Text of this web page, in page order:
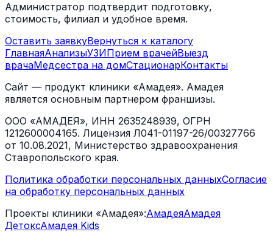
Администратор подтвердит подготовку,
стоимость, филиал и удобное время.
Оставить заявкуВернуться к каталогу
ГлавнаяАнализыУЗИПрием врачейВыезд
врачаМедсестра на домСтационарКонтакты
Сайт — продукт клиники «Амадея». Амадея
является основным партнером франшизы.
ООО «АМАДЕЯ», ИНН 2635248939, ОГРН
1212600004165. Лицензия Л041-01197-26/00327766
от 10.08.2021, Министерство здравоохранения
Ставропольского края.
Политика обработки персональных данныхСогласие
на обработку персональных данных
Проекты клиники «Амадея»:АмадеяАмадея
ДетоксАмадея Kids